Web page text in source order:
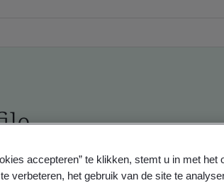
- Validation and
accepteren” te klikken, stemt u in met
verbeteren, het gebruik van de site te